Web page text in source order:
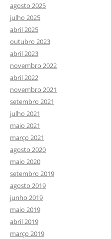
agosto 2025
julho 2025
abril 2025
outubro 2023
abril 2023
novembro 2022
abril 2022
novembro 2021
setembro 2021
julho 2021
maio 2021
março 2021
agosto 2020
maio 2020
setembro 2019
agosto 2019
junho 2019
maio 2019
abril 2019
março 2019